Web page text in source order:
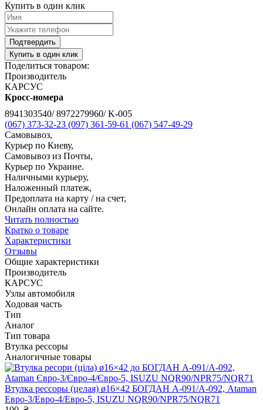
Купить в один клик
Подтвердить
Купить в один клик
Поделиться товаром:
Производитель
КАРСУС
Кросс-номера
8941303540/ 8972279960/ K-005
(067) 373-32-23 (097) 361-59-61 (067) 547-49-29
Самовывоз,
Курьер по Киеву,
Самовывоз из Почты,
Курьер по Украине.
Наличными курьеру,
Наложенный платеж,
Предоплата на карту / на счет,
Онлайн оплата на сайте.
Читать полностью
Кратко о товаре
Характеристики
Отзывы
Общие характеристики
Производитель
КАРСУС
Узлы автомобиля
Ходовая часть
Тип
Аналог
Тип товара
Втулка рессоры
Аналогичные товары
Втулка рессоры (целая) ø16×42 БОГДАН А-091/А-092, Ataman
Евро-3/Евро-4/Евро-5, ISUZU NQR90/NPR75/NQR71